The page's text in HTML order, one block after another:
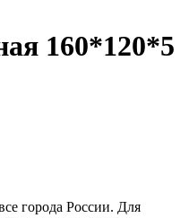
160*120*5
города России. Для